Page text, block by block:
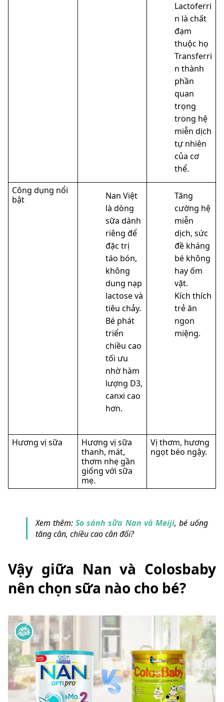
Lactoferri
n là chất
đạm
thuộc họ
Transferri
n thành
phần
quan
trọng
trong hệ
miễn dịch
tự nhiên
của cơ
thể.
Công dụng nổi
bật
Nan Việt
là dòng
sữa dành
riêng để
đặc trị
táo bón,
không
dung nạp
lactose và
tiêu chảy.
Bé phát
triển
chiều cao
tối ưu
nhờ hàm
lượng D3,
canxi cao
hơn.
Tăng
cường hệ
miễn
dịch, sức
đề kháng
bé không
hay ốm
vặt.
Kích thích
trẻ ăn
ngon
miệng.
Hương vị sữa
Hương vị sữa
thanh, mát,
thơm nhẹ gần
giống với sữa
mẹ.
Vị thơm, hương
ngọt béo ngậy.
Xem thêm:So sánh sữa Nan và Meiji, bé uống
tăng cân, chiều cao cân đối?
Vậy giữa Nan và Colosbaby
nên chọn sữa nào cho bé?